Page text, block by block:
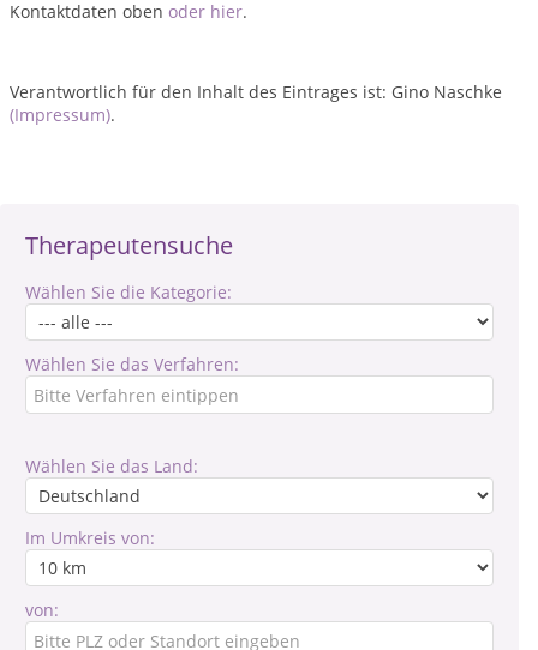
Therapeutensuche
Wählen Sie die Kategorie:
Wählen Sie das Verfahren:
Wählen Sie das Land:
Im Umkreis von:
von:
Kontaktdaten oben oder hier.
Verantwortlich für den Inhalt des Eintrages ist: Gino Naschke
(Impressum).